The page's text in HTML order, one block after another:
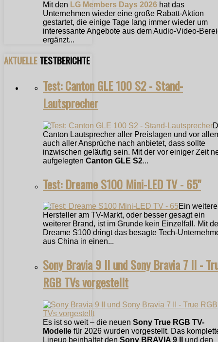
Mit den LG Members Days 2026 hat das
Unternehmen wieder eine große Rabatt-Aktion
gestartet, die einige Tage lang immer wieder um
interessante Angebote aus dem Audio-Video-
ergänzt...
AKTUELLETESTBERICHTE
Test: Canton GLE 100 S2 - Stand-
Lautsprecher
Canton Lautsprecher aller Preislagen und vor
auch aller Ansprüche nach anbietet, dass sollte
inzwischen geläufig sein. Mit der vor einiger Zeit
aufgelegten Canton GLE S2...
Test: Dreame S100 Mini-LED TV - 65"
Ein
Hersteller am TV-Markt, oder besser gesagt ein
weiterer Brand, ist im Grunde kein Einzelfall. Mit
Dreame S100 dringt das besagte Tech-
aus China in einen...
Sony Bravia 9 II und Sony Bravia 7 II -
RGB TVs vorgestellt
Es ist so weit – die neuen Sony True RGB TV-
Modelle für 2026 wurden vorgestellt. Das
Lineup beinhaltet den Sony BRAVIA 9 II
und den